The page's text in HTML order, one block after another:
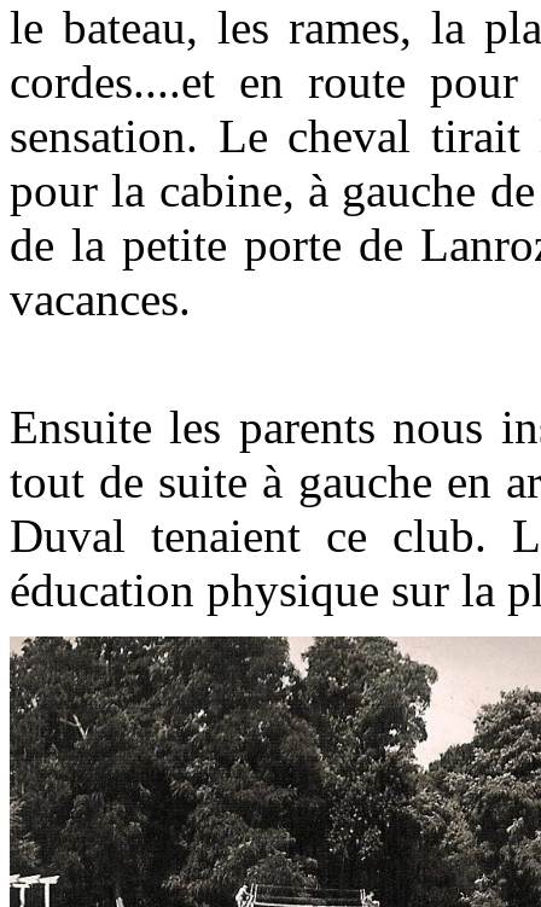
le bateau, les rames, la
cordes....et en route
sensation. Le cheval
pour la cabine, à gauche
de la petite porte de
vacances.
Ensuite les parents nous
tout de suite à gauche en
Duval tenaient ce club.
éducation physique sur la